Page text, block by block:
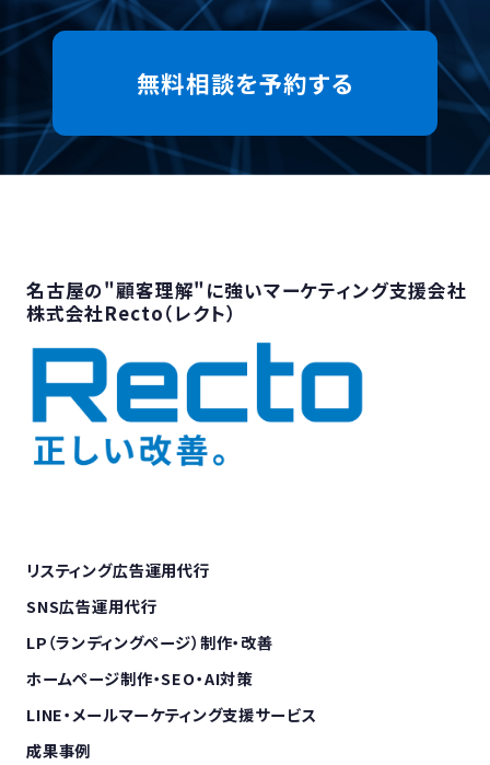
無料相談を予約する
名古屋の"顧客理解"に強いマーケティング支援会社
株式会社Recto（レクト）
リスティング広告運用代行
SNS広告運用代行
LP（ランディングページ）制作・改善
ホームページ制作・SEO・AI対策
LINE・メールマーケティング支援サービス
成果事例